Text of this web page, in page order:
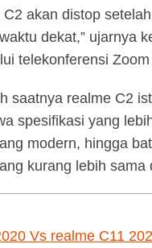
C2 akan distop
dekat,” ujarnya
telekonferensi
saatnya realme C2
spesifikasi yang
modern, hingga
kurang lebih
Vs realme C11